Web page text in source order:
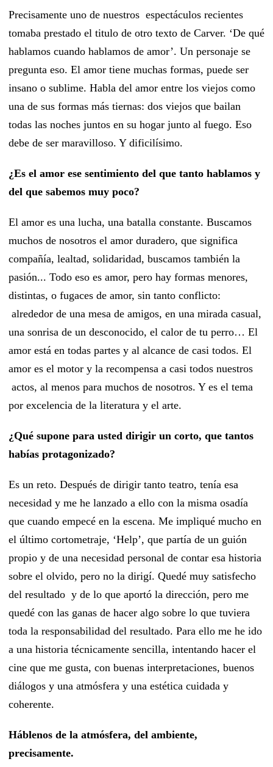
Precisamente uno de nuestros espectáculos recientes
tomaba prestado el titulo de otro texto de Carver. ‘De qué
hablamos cuando hablamos de amor’. Un personaje se
pregunta eso. El amor tiene muchas formas, puede ser
insano o sublime. Habla del amor entre los viejos como
una de sus formas más tiernas: dos viejos que bailan
todas las noches juntos en su hogar junto al fuego. Eso
debe de ser maravilloso. Y dificilísimo.
¿Es el amor ese sentimiento del que tanto hablamos y
del que sabemos muy poco?
El amor es una lucha, una batalla constante. Buscamos
muchos de nosotros el amor duradero, que significa
compañía, lealtad, solidaridad, buscamos también la
pasión... Todo eso es amor, pero hay formas menores,
distintas, o fugaces de amor, sin tanto conflicto:
alrededor de una mesa de amigos, en una mirada casual,
una sonrisa de un desconocido, el calor de tu perro… El
amor está en todas partes y al alcance de casi todos. El
amor es el motor y la recompensa a casi todos nuestros
actos, al menos para muchos de nosotros. Y es el tema
por excelencia de la literatura y el arte.
¿Qué supone para usted dirigir un corto, que tantos
habías protagonizado?
Es un reto. Después de dirigir tanto teatro, tenía esa
necesidad y me he lanzado a ello con la misma osadía
que cuando empecé en la escena. Me impliqué mucho en
el último cortometraje, ‘Help’, que partía de un guión
propio y de una necesidad personal de contar esa historia
sobre el olvido, pero no la dirigí. Quedé muy satisfecho
del resultado y de lo que aportó la dirección, pero me
quedé con las ganas de hacer algo sobre lo que tuviera
toda la responsabilidad del resultado. Para ello me he ido
a una historia técnicamente sencilla, intentando hacer el
cine que me gusta, con buenas interpretaciones, buenos
diálogos y una atmósfera y una estética cuidada y
coherente.
Háblenos de la atmósfera, del ambiente,
precisamente.